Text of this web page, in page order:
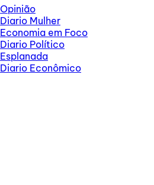
Opinião
Diario Mulher
Economia em Foco
Diario Político
Esplanada
Diario Econômico